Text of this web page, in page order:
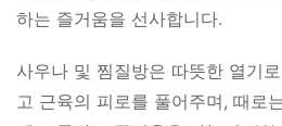
하는 즐거움을 선사합니다.
사우나 및 찜질방은 따뜻한 열기
고 근육의 피로를 풀어주며, 때로